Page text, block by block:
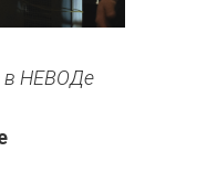
в НЕВОДе